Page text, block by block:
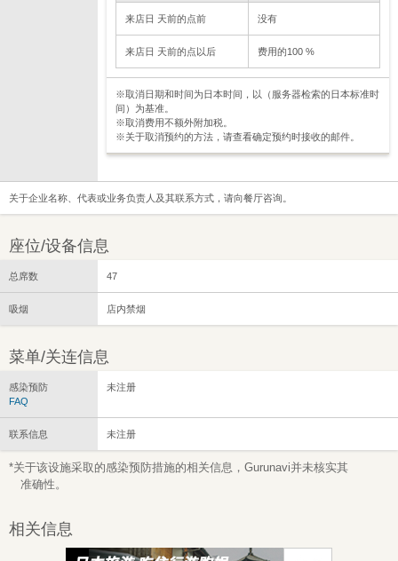
来店日 天前的点前 没有
来店日 天前的点以后 费用的100 %
※取消日期和时间为日本时间，以（服务器检索的日本标准时
间）为基准。
※取消费用不额外附加税。
※关于取消预约的方法，请查看确定预约时接收的邮件。
关于企业名称、代表或业务负责人及其联系方式，请向餐厅咨询。
座位/设备信息
总席数 47
吸烟 店内禁烟
菜单/关连信息
感染预防
FAQ
未注册
联系信息 未注册
*关于该设施采取的感染预防措施的相关信息，Gurunavi并未核实其
准确性。
相关信息